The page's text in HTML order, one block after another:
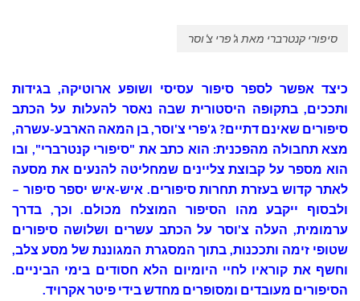
סיפורי קנטרברי מאת ג'פרי צ'וסר
כיצד אפשר לספר סיפור עסיסי ושופע ארוטיקה, בגידות
ותככים, בתקופה היסטורית שבה נאסר להעלות על הכתב
סיפורים שאינם דתיים? ג'פרי צ'וסר, בן המאה הארבע-עשרה,
מצא תחבולה מהפכנית: הוא כתב את "סיפורי קנטרברי", ובו
הוא מספר על קבוצת צליינים שמחליטה להנעים את מסעה
לאתר קדוש בעזרת תחרות סיפורים. איש-איש יספר סיפור –
ולבסוף ייקבע מהו הסיפור המוצלח מכולם. וכך, בדרך
ערמומית, העלה צ'וסר על הכתב עשרים ושלושה סיפורים
שטופי זימה ותככנות, בתוך המסגרת המגוננת של מסע צלב,
וחשף את קוראיו לחיי היומיום הלא חסודים בימי הביניים.
הסיפורים מעובדים ומסופרים מחדש בידי פיטר אקרויד.